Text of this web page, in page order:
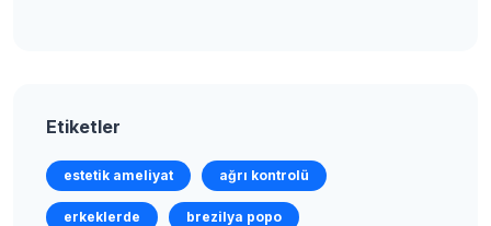
Etiketler
estetik ameliyat ağrı kontrolü
erkeklerde brezilya popo